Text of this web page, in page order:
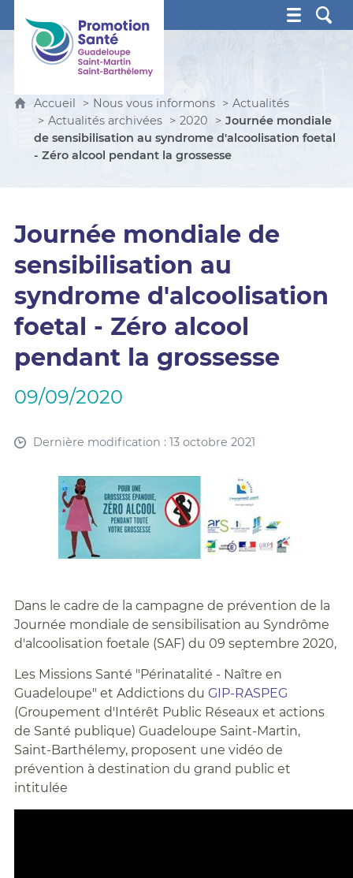
Promotion Santé Guadeloupe, Saint-Martin, Saint
Accueil Nous vous informons
Actualités
Actualités archivées
2020
Journée mondiale
de sensibilisation au syndrome d'alcoolisation foetal
- Zéro alcool pendant la grossesse
Journée mondiale de
sensibilisation au
syndrome d'alcoolisation
foetal - Zéro alcool
pendant la grossesse
09/09/2020
Dernière modification : 13 octobre 2021
Dans le cadre de la campagne de prévention de la
Journée mondiale de sensibilisation au Syndrôme
d'alcoolisation foetale (SAF) du 09 septembre 2020,
Les Missions Santé "Périnatalité - Naître en
Guadeloupe" et Addictions du GIP-RASPEG
(Groupement d'Intérêt Public Réseaux et actions
de Santé publique) Guadeloupe Saint-Martin,
Saint-Barthélemy, proposent une vidéo de
prévention à destination du grand public et
intitulée